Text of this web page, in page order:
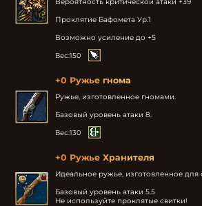
Проклятие Бафомета Ур.1
Возможно усиление до +5
Вес:150
+0 Ружье гнома
Ружье, изготовленное гномами.
Базовый уровень атаки 8.
Вес:130
+0 Ружье Хранителя
Идеальное ружье, изготовленное для
Базовый уровень атаки 5.5
Не используйте проклятые свитки!